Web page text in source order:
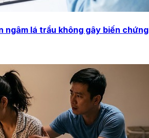
ngâm lá trầu không gây biến chứng